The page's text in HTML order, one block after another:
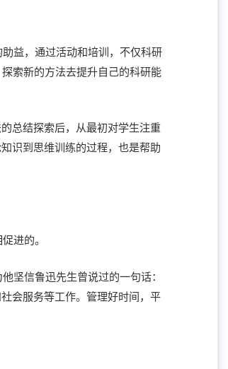
益，通过活动和培训，不仅科研
索新的方法去提升自己的科研能
总结探索后，从最初对学生注重
识到思维训练的过程，也是帮助
进的。
坚信鲁迅先生曾说过的一句话：
会服务等工作。管理好时间，平